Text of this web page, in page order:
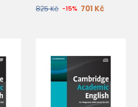
825 Kč -15% 701 Kč